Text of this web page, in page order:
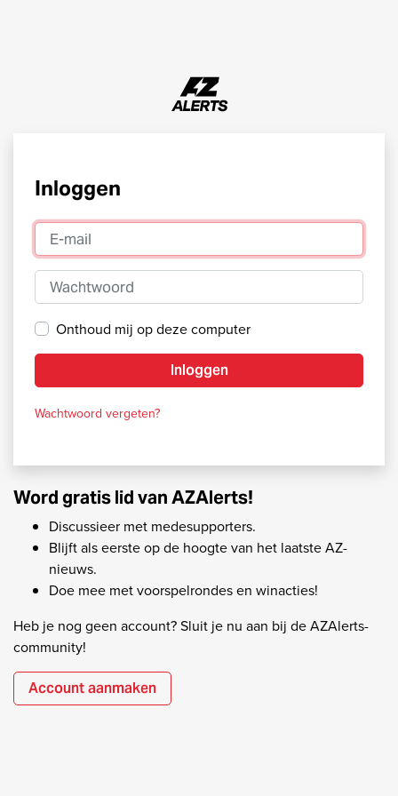
Inloggen
E-mail
Wachtwoord
Onthoud mij op deze computer
Inloggen
Wachtwoord vergeten?
Word gratis lid van AZAlerts!
Discussieer met medesupporters.
Blijft als eerste op de hoogte van het laatste AZ-
nieuws.
Doe mee met voorspelrondes en winacties!
Heb je nog geen account? Sluit je nu aan bij de AZAlerts-
community!
Account aanmaken